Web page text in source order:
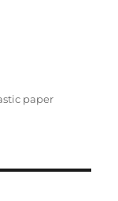
paper